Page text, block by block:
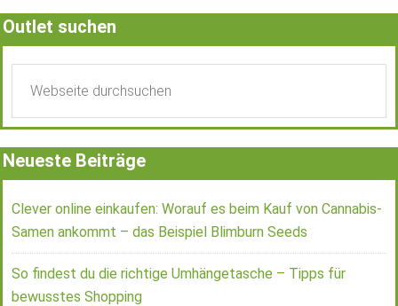
Outlet suchen
Neueste Beiträge
Clever online einkaufen: Worauf es beim Kauf von Cannabis-
Samen ankommt – das Beispiel Blimburn Seeds
So findest du die richtige Umhängetasche – Tipps für
bewusstes Shopping